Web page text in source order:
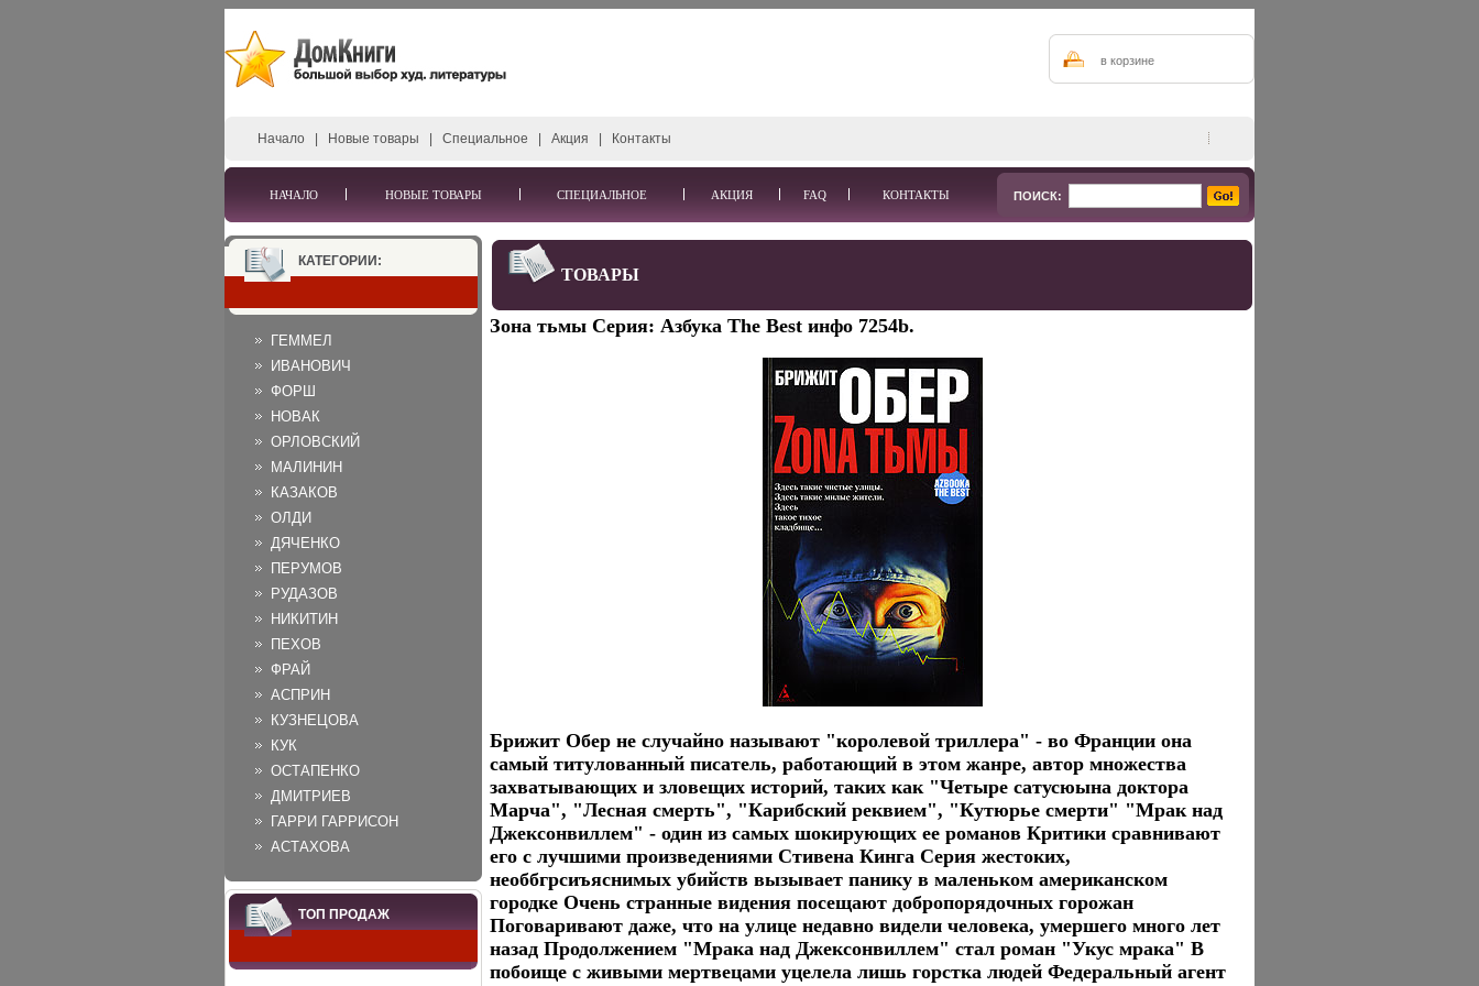
в корзине
Начало Новые товары Специальное Акция Контакты
НАЧАЛО НОВЫЕ ТОВАРЫ СПЕЦИАЛЬНОЕ АКЦИЯ FAQ КОНТАКТЫ ПОИСК:
КАТЕГОРИИ:
ГЕММЕЛ
ИВАНОВИЧ
ФОРШ
НОВАК
ОРЛОВСКИЙ
МАЛИНИН
КАЗАКОВ
ОЛДИ
ДЯЧЕНКО
ПЕРУМОВ
РУДАЗОВ
НИКИТИН
ПЕХОВ
ФРАЙ
АСПРИН
КУЗНЕЦОВА
КУК
ОСТАПЕНКО
ДМИТРИЕВ
ГАРРИ ГАРРИСОН
АСТАХОВА
ТОП ПРОДАЖ
ТОВАРЫ
Зона тьмы Серия: Азбука The Best инфо 7254b.
Брижит Обер не случайно называют "королевой триллера" - во Франции она
самый титулованный писатель, работающий в этом жанре, автор множества
захватывающих и зловещих историй, таких как "Четыре сатусюына доктора
Марча", "Лесная смерть", "Карибский реквием", "Кутюрье смерти" "Мрак над
Джексонвиллем" - один из самых шокирующих ее романов Критики сравнивают
его с лучшими произведениями Стивена Кинга Серия жестоких,
необбгрсиъяснимых убийств вызывает панику в маленьком американском
городке Очень странные видения посещают добропорядочных горожан
Поговаривают даже, что на улице недавно видели человека, умершего много лет
назад Продолжением "Мрака над Джексонвиллем" стал роман "Укус мрака" В
побоище с живыми мертвецами уцелела лишь горстка людей Федеральный агент